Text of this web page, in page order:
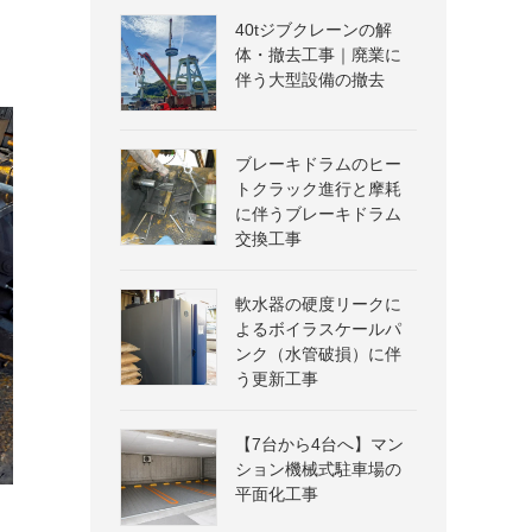
40tジブクレーンの解
体・撤去工事｜廃業に
伴う大型設備の撤去
ブレーキドラムのヒー
トクラック進行と摩耗
に伴うブレーキドラム
交換工事
軟水器の硬度リークに
よるボイラスケールパ
ンク（水管破損）に伴
う更新工事
【7台から4台へ】マン
ション機械式駐車場の
平面化工事